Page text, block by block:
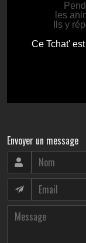
Envoyer un message